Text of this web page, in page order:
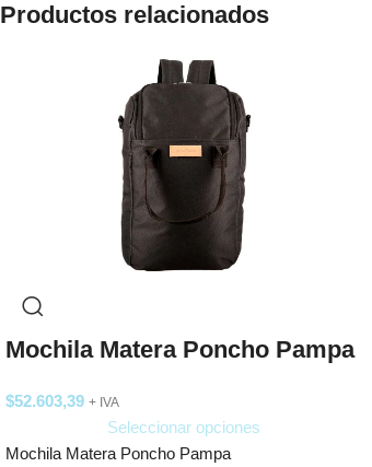
Productos relacionados
Mochila Matera Poncho Pampa
$52.603,39 + IVA
Seleccionar opciones
Mochila Matera Poncho Pampa